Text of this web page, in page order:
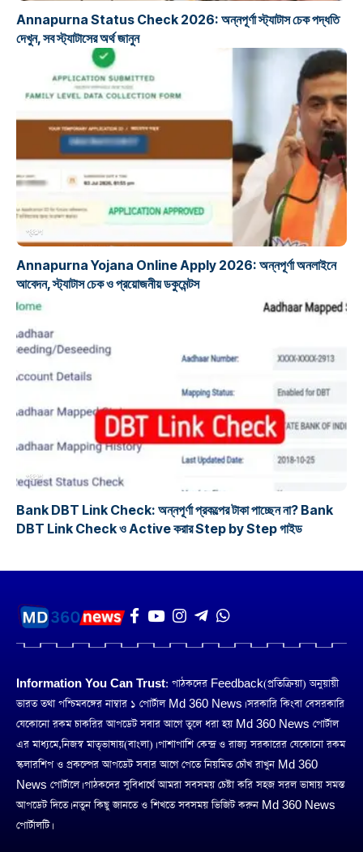
Annapurna Status Check 2026: অন্নপূর্ণা স্ট্যাটাস চেক পদ্ধতি
দেখুন, সব স্ট্যাটাসের অর্থ জানুন
প্রকল্প
Annapurna Yojana Online Apply 2026: অন্নপূর্ণা অনলাইনে
আবেদন, স্ট্যাটাস চেক ও প্রয়োজনীয় ডকুমেন্টস
প্রকল্প
Bank DBT Link Check: অন্নপূর্ণা প্রকল্পের টাকা পাচ্ছেন না? Bank
DBT Link Check ও Active করার Step by Step গাইড
Information You Can Trust: পাঠকদের Feedback(প্রতিক্রিয়া) অনুয়ায়ী
ভারত তথা পশ্চিমবঙ্গের নাম্বার ১ পোর্টাল Md 360 News। সরকারি কিংবা বেসরকারি
যেকোনো রকম চাকরির আপডেট সবার আগে তুলে ধরা হয় Md 360 News পোর্টাল
এর মাধ্যমে,নিজস্ব মাতৃভাষায়(বাংলা)। পাশাপাশি কেন্দ্র ও রাজ্য সরকারের যেকোনো রকম
স্কলারশিপ ও প্রকল্পের আপডেট সবার আগে পেতে নিয়মিত চোঁখ রাখুন Md 360
News পোর্টালে। পাঠকদের সুবিধার্থে আমরা সবসময় চেষ্টা করি সহজ সরল ভাষায় সমস্ত
আপডেট দিতে। নতুন কিছু জানতে ও শিখতে সবসময় ভিজিট করুন Md 360 News
পোর্টালটি।